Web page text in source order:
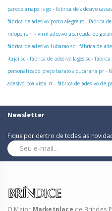
parede anapolis go -fábrica de adesivo
fábrica de adesivo porto alegre rs-fábrica
nilopolis rj -vinil adesivo aparecida de
fábrica de adesivo tubarao sc-fábrica de
itajai sc-fábrica de adesivo lages sc-fábrica
personalizado preço barato apucarana pr-
adesivo boa vista rr - fábrica de adesivo de
Newsletter
Fique por dentro de todas as
O Maior Marketplace de Brindes